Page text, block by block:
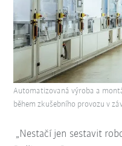
„Nestačí jen sestavit
Automatizovaná výroba a
během zkušebního provozu v